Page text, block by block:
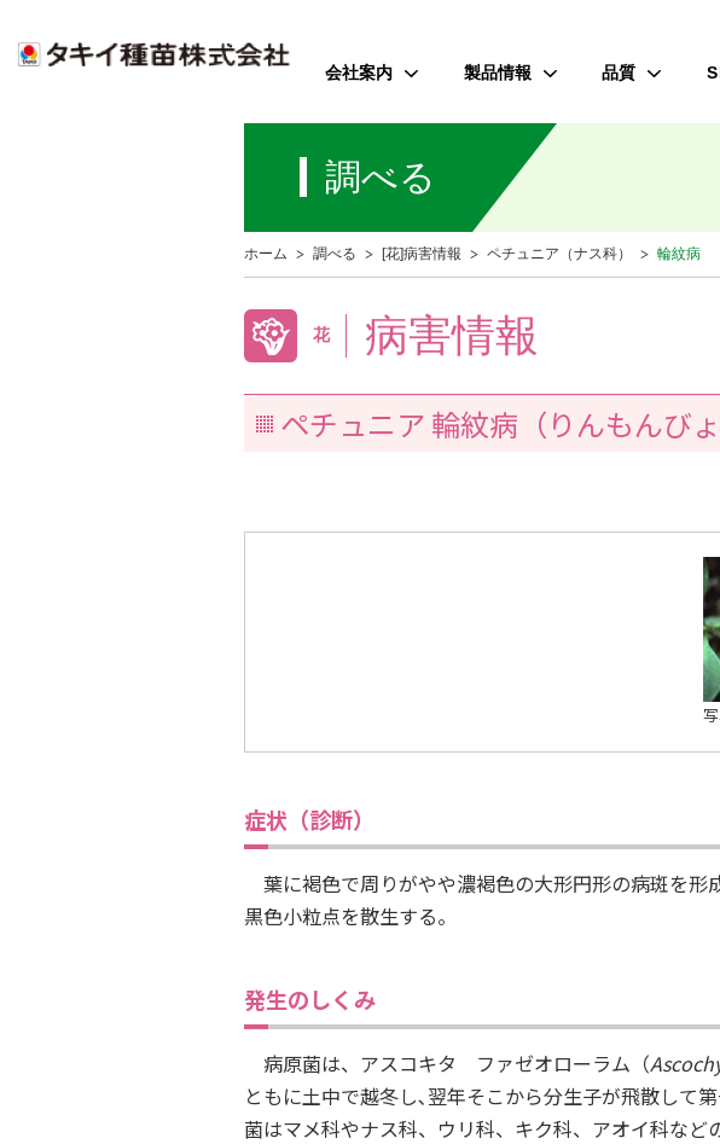
会社案内
会社のミッション
事業所案内
受賞歴
製品情報
花
芝・緑化・緑肥
品質
調べる
ホーム 調べる [花]病害情報 ペチュニア（ナス科） 輪紋病
花 病害情報
ペチュニア 輪紋病（りんもんびょ
症状（診断）
葉に褐色で周りがやや濃褐色の大形円形の病斑を形
黒色小粒点を散生する。
発生のしくみ
病原菌は、アスコキタ ファゼオローラム（
ともに土中で越冬し､翌年そこから分生子が飛散して
菌はマメ科やナス科、ウリ科、キク科、アオイ科な